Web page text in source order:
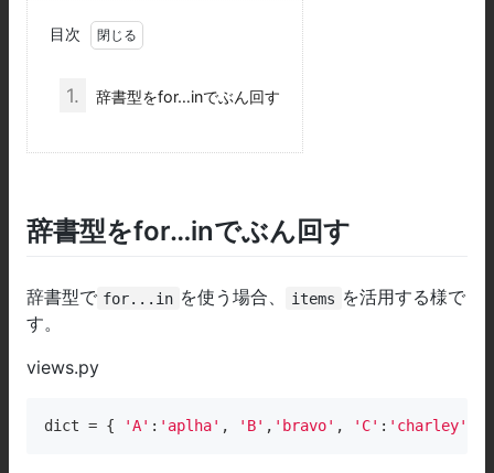
目次
1. 辞書型をfor…inでぶん回す
辞書型をfor…inでぶん回す
辞書型で for...in を使う場合、 items を活用する様で
す。
views.py
dict = { 'A' : 'aplha' , 'B' , 'bravo' , 'C' : 'charley'